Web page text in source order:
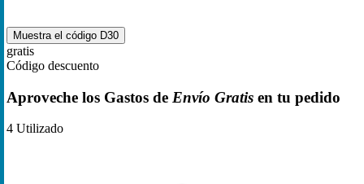
Muestra el código D30
gratis
Código descuento
Aproveche los Gastos de Envío Gratis en tu pedido
4 Utilizado